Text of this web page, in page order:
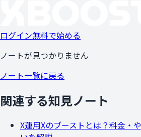
ログイン無料で始める
ノートが見つかりません
ノート一覧に戻る
関連する知見ノート
X運用Xのブーストとは？料金・